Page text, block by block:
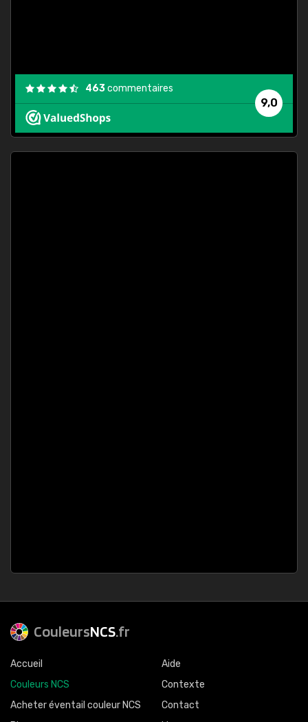
9,0
463commentaires
CouleursNCS.fr
Accueil
Couleurs NCS
Acheter éventail couleur NCS
Aide
Contexte
Contact